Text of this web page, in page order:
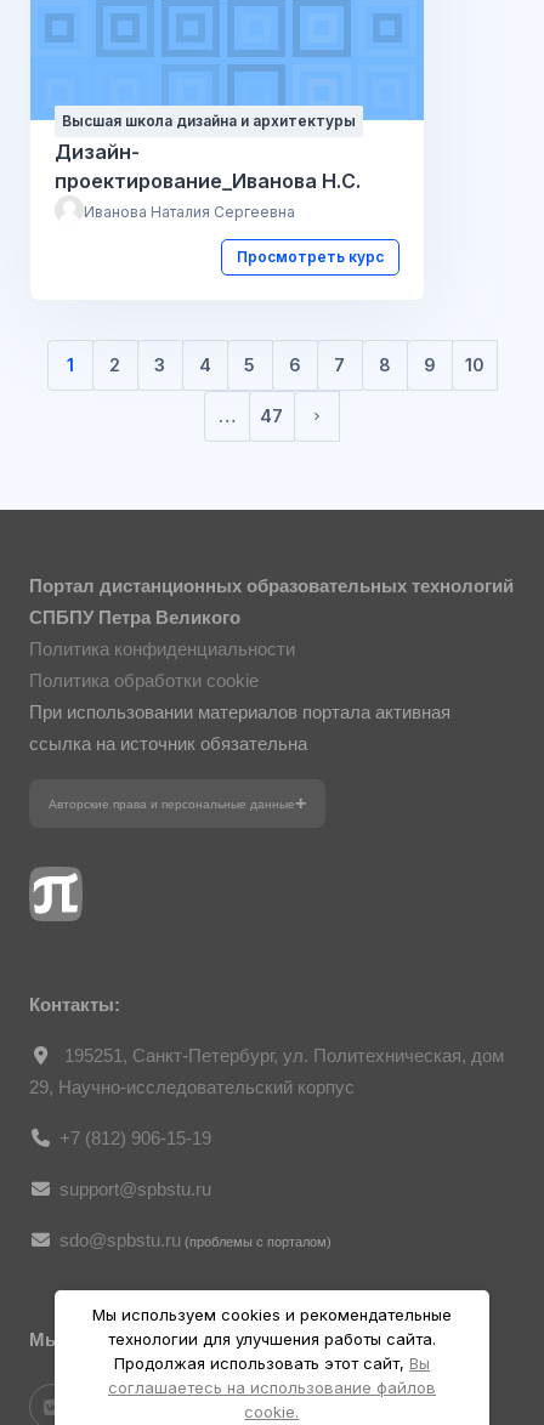
Высшая школа дизайна и архитектуры
Дизайн-
проектирование_Иванова Н.С.
Иванова Наталия Сергеевна
Просмотреть курс
1
(текущая)
2 3 4 5 6 7 8 9 10
… 47
Следующая страница
Портал дистанционных образовательных технологий
СПБПУ Петра Великого
Политика конфиденциальности
Политика обработки cookie
При использовании материалов портала активная
ссылка на источник обязательна
Авторские права и персональные данные
Фотографии размещены с согласия
о персональных данных. Согласно
гражданина», все фотоматериалы
Контакты:
195251, Санкт-Петербург, ул. Политехническая, дом
29, Научно-исследовательский корпус
+7 (812) 906-15-19
support@spbstu.ru
sdo@spbstu.ru (проблемы с порталом)
Мы в социальных ресурсах
Мы используем cookies и рекомендательные
технологии для улучшения работы сайта.
Продолжая использовать этот сайт, Вы
соглашаетесь на использование файлов
cookie.